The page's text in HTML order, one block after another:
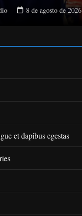
8 de agosto de 2026
et dapibus egestas